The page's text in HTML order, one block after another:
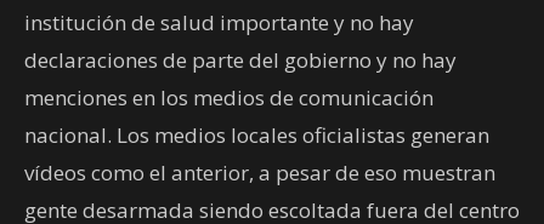
institución de salud importante y no hay
declaraciones de parte del gobierno y no hay
menciones en los medios de comunicación
nacional. Los medios locales oficialistas generan
vídeos como el anterior, a pesar de eso muestran
gente desarmada siendo escoltada fuera del centro